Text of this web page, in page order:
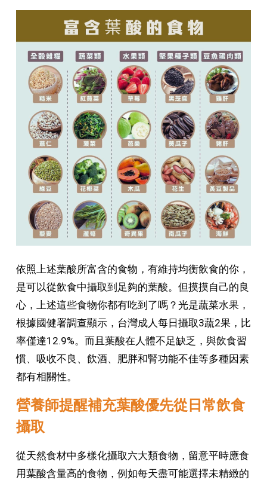
依照上述葉酸所富含的食物，有維持均衡飲食的你，
是可以從飲食中攝取到足夠的葉酸。但摸摸自己的良
心，上述這些食物你都有吃到了嗎？光是蔬菜水果，
根據國健署調查顯示，台灣成人每日攝取3蔬2果，比
率僅達12.9%。而且葉酸在人體不足缺乏，與飲食習
慣、吸收不良、飲酒、肥胖和腎功能不佳等多種因素
都有相關性。
營養師提醒補充葉酸優先從日常飲食
攝取
從天然食材中多樣化攝取六大類食物，留意平時應食
用葉酸含量高的食物，例如每天盡可能選擇未精緻的